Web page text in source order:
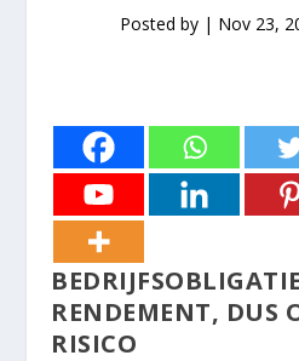
Posted by | Nov 23,
RENDEMENT, DUS
RISICO